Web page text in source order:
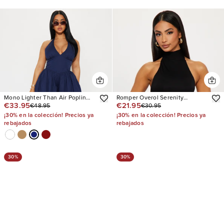
Mono Lighter Than Air Poplin
Halter
€33.95€48.95
¡30% en la colección! Precios ya
rebajados
Romper Overol Serenity
Backless Halter
€21.95€30.95
¡30% en la colección! Precios ya
rebajados
30% 30%